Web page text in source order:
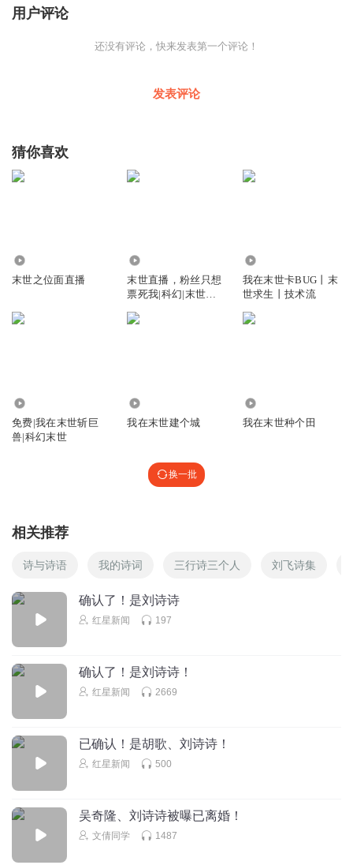
用户评论
还没有评论，快来发表第一个评论！
发表评论
猜你喜欢
末世之位面直播
末世直播，粉丝只想
票死我|科幻|末世危
我在末世卡BUG丨末
世求生丨技术流
免费|我在末世斩巨
兽|科幻末世
我在末世建个城 我在末世种个田
换一批
相关推荐
诗与诗语 我的诗词 三行诗三个人 刘飞诗集
确认了！是刘诗诗
红星新闻 197
确认了！是刘诗诗！
红星新闻 2669
已确认！是胡歌、刘诗诗！
红星新闻 500
吴奇隆、刘诗诗被曝已离婚！
文倩同学 1487